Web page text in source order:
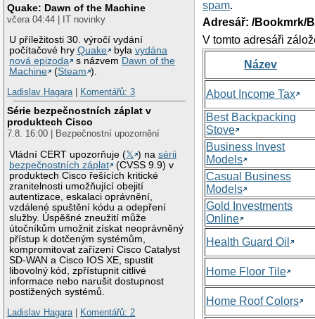
Quake: Dawn of the Machine
včera 04:44 | IT novinky
U příležitosti 30. výročí vydání
počítačové hryQuake bylavydána
nová epizoda
s názvem Dawn of the
Machine
(Steam ).
Ladislav Hagara| Komentářů: 3
Série bezpečnostních záplat v
produktech Cisco
7.8. 16:00 | Bezpečnostní upozornění
Vládní CERT upozorňuje (𝕏 ) nasérii
bezpečnostních záplat
(CVSS 9.9) v
produktech Cisco řešících kritické
zranitelnosti umožňující obejití
autentizace, eskalaci oprávnění,
vzdálené spuštění kódu a odepření
služby. Úspěšné zneužití může
útočníkům umožnit získat neoprávněný
přístup k dotčeným systémům,
kompromitovat zařízení Cisco Catalyst
SD-WAN a Cisco IOS XE, spustit
libovolný kód, zpřístupnit citlivé
informace nebo narušit dostupnost
postižených systémů.
Ladislav Hagara| Komentářů: 2
spam.
Adresář: /Bookmrk/
V tomto adresáři
Název
About Income Tax
Best Backpacking
Stove
Business Invest
Models
Casual Business
Models
Gold Investments
Online
Health Guard Oil
Home Floor Tile
Home Roof Colors